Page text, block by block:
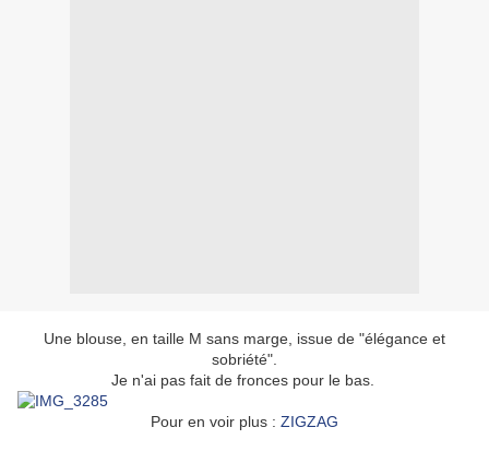
Une blouse, en taille M sans marge, issue de "élégance et
sobriété".
Je n'ai pas fait de fronces pour le bas.
Pour en voir plus : ZIGZAG